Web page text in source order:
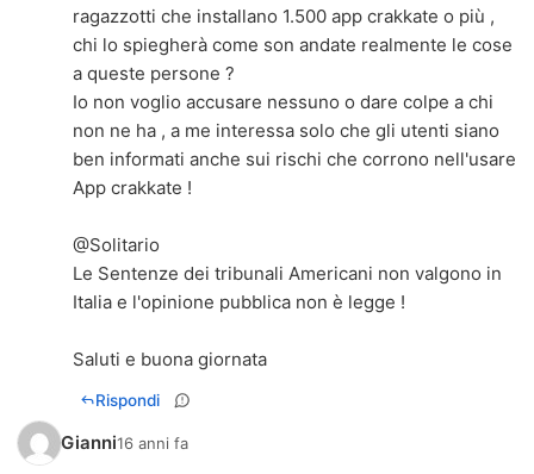
ragazzotti che installano 1.500 app crakkate o più ,
chi lo spiegherà come son andate realmente le cose
a queste persone ?
Io non voglio accusare nessuno o dare colpe a chi
non ne ha , a me interessa solo che gli utenti siano
ben informati anche sui rischi che corrono nell'usare
App crakkate !
@Solitario
Le Sentenze dei tribunali Americani non valgono in
Italia e l'opinione pubblica non è legge !
Saluti e buona giornata
Rispondi
Gianni16 anni fa